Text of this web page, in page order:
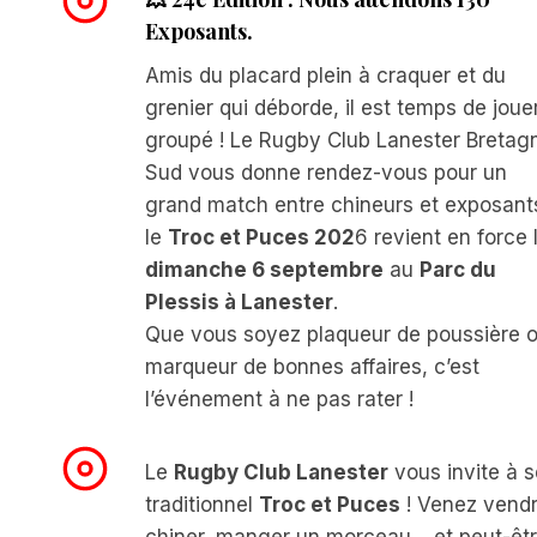
Exposants.
Amis du placard plein à craquer et du
grenier qui déborde, il est temps de
groupé ! Le Rugby Club Lanester
Sud vous donne rendez-vous pour un
grand match entre chineurs et
le Troc et Puces 2026 revient en force
dimanche 6 septembre au Parc du
Plessis à Lanester.
Que vous soyez plaqueur de poussière
marqueur de bonnes affaires, c’est
l’événement à ne pas rater !
Le Rugby Club Lanester vous invite à
traditionnel Troc et Puces ! Venez